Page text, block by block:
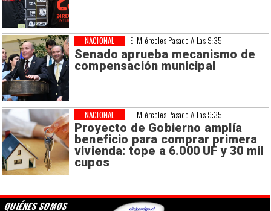
El Miércoles Pasado A Las 9:35
Senado aprueba mecanismo de
compensación municipal
NACIONAL
El Miércoles Pasado A Las 9:35
Proyecto de Gobierno amplía
beneficio para comprar primera
vivienda: tope a 6.000 UF y 30 mil
cupos
NACIONAL
QUIÉNES SOMOS